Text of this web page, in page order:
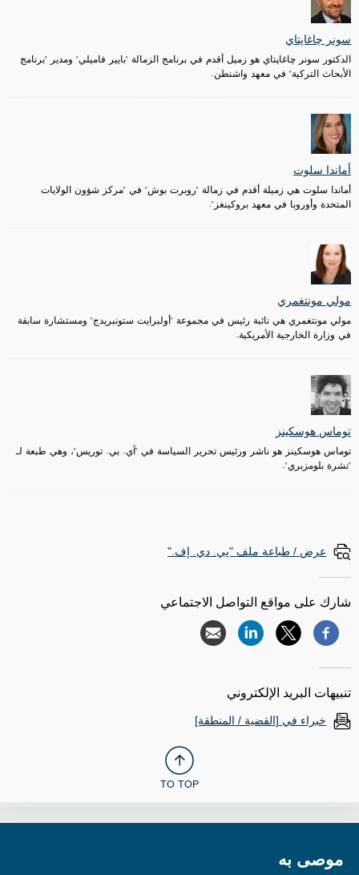
سونر چاغاپتاي
الدكتور سونر چاغاپتاي هو زميل أقدم في برنامج الزمالة "بايير فاميلي" ومدير "برنامج
الأبحاث التركية" في معهد واشنطن.
أماندا سلوت
أماندا سلوت هي زميلة أقدم في زمالة "روبرت بوش" في "مركز شؤون الولايات
المتحدة وأوروبا في معهد بروكينغز".
مولي مونتغمري
مولي مونتغمري هي نائبة رئيس في مجموعة "أولبرايت ستونبريدج" ومستشارة سابقة
في وزارة الخارجية الأمريكية.
توماس هوسكينز
توماس هوسكينز هو ناشر ورئيس تحرير السياسة في "آي. بي. توريس"، وهي طبعة لـ
"نشرة بلومزبري".
عرض / طباعة ملف "پي. دي. إف."
شارك على مواقع التواصل الاجتماعي
تنبيهات البريد الإلكتروني
خبراء في [القضية / المنطقة]
TO TOP
موصى به